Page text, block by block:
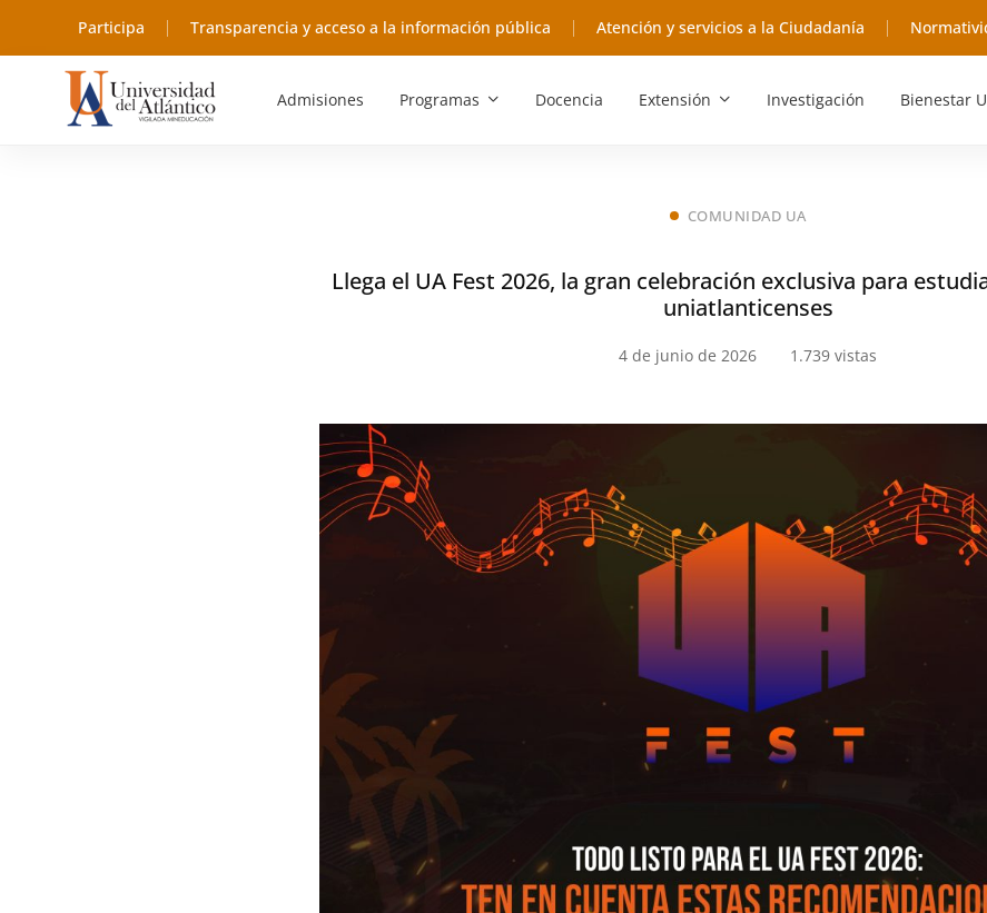
Participa Transparencia y acceso a la información pública Atención y servicios a la Ciudadanía
Admisiones Programas Docencia Extensión Investigación Bienestar
COMUNIDAD UA
Llega el UA Fest 2026, la gran celebración exclusiva para
uniatlanticenses
4 de junio de 2026 1.739 vistas